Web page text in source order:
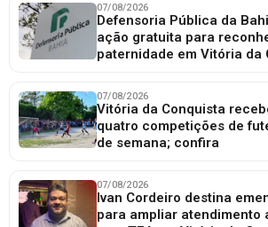
07/08/2026
Defensoria Pública da
ação gratuita para
paternidade em Vitória da
07/08/2026
Vitória da Conquista
quatro competições de
de semana; confira
07/08/2026
Ivan Cordeiro destina
para ampliar atendimento